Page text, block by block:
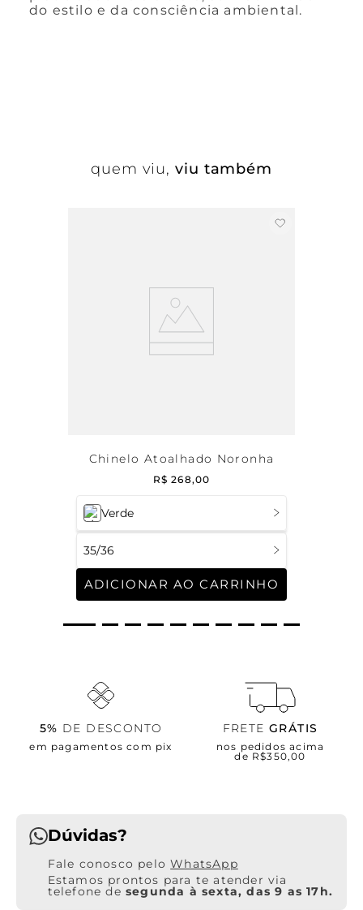
do estilo e da consciência ambiental.
quem viu, viu também
Verde
35/36
ADICIONAR AO CARRINHO
Chinelo Atoalhado Noronha
R$ 268,00
5% DE DESCONTO
em pagamentos com pix
FRETE GRÁTIS
nos pedidos acima
de R$350,00
Dúvidas?
WhatsApp
Estamos prontos para te atender via
telefone de segunda à sexta, das 9 as 17h.